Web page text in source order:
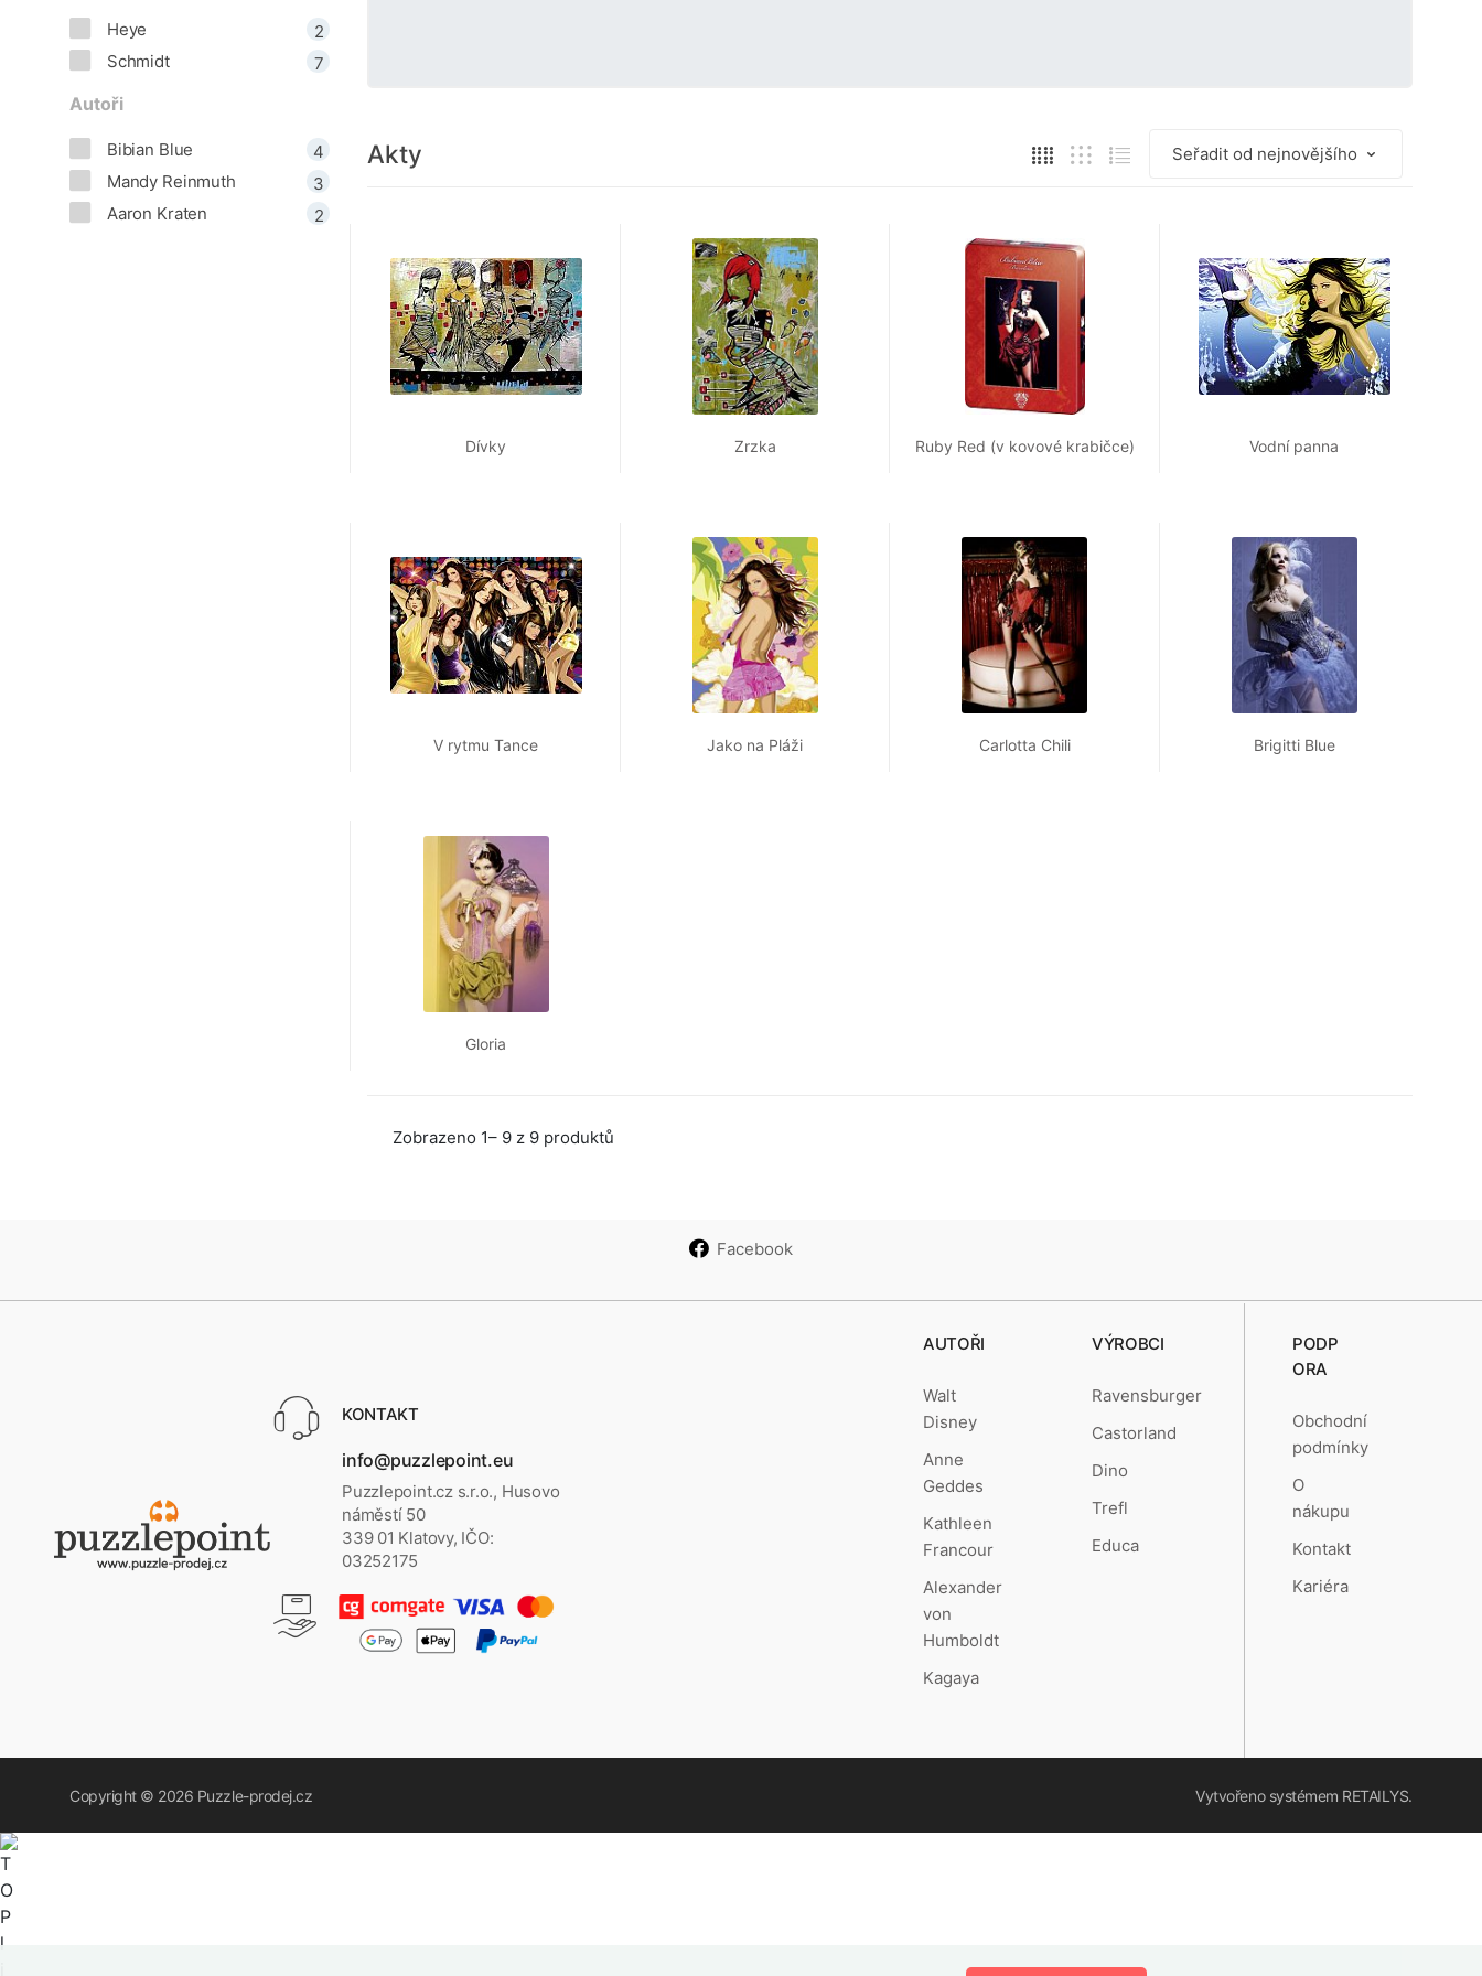
Akty
Dívky Zrzka Ruby Red (v kovové krabičce) Vodní panna
V rytmu Tance Jako na Pláži Carlotta Chili Brigitti Blue
Gloria
Zobrazeno 1– 9 z 9 produktů
Heye
2
Schmidt
7
Autoři
Bibian Blue
4
Mandy Reinmuth
3
Aaron Kraten
2
Facebook
KONTAKT
info@puzzlepoint.eu
Puzzlepoint.cz s.r.o., Husovo
náměstí 50
339 01 Klatovy, IČO:
03252175
AUTOŘI
Walt
Disney
Anne
Geddes
Kathleen
Francour
Alexander
von
Humboldt
Kagaya
VÝROBCI
Ravensburger
Castorland
Dino
Trefl
Educa
PODP
ORA
Obchodní
podmínky
O
nákupu
Kontakt
Kariéra
Copyright © 2026 Puzzle-prodej.cz Vytvořeno systémem RETAILYS.